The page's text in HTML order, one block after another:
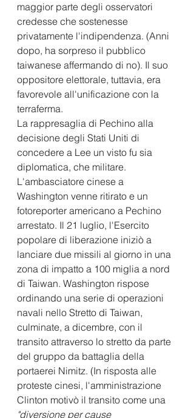
maggior parte degli osservatori
credesse che sostenesse
privatamente l'indipendenza. (Anni
dopo, ha sorpreso il pubblico
taiwanese affermando di no). Il suo
oppositore elettorale, tuttavia, era
favorevole all'unificazione con la
terraferma.
La rappresaglia di Pechino alla
decisione degli Stati Uniti di
concedere a Lee un visto fu sia
diplomatica, che militare.
L'ambasciatore cinese a
Washington venne ritirato e un
fotoreporter americano a Pechino
arrestato. Il 21 luglio, l'Esercito
popolare di liberazione iniziò a
lanciare due missili al giorno in una
zona di impatto a 100 miglia a nord
di Taiwan. Washington rispose
ordinando una serie di operazioni
navali nello Stretto di Taiwan,
culminate, a dicembre, con il
transito attraverso lo stretto da parte
del gruppo da battaglia della
portaerei Nimitz. (In risposta alle
proteste cinesi, l'amministrazione
Clinton motivò il transito come una
"diversione per cause